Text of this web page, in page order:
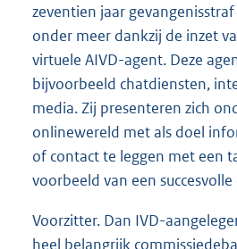
zeventien jaar
onder meer dankzij de inzet
virtuele AIVD-agent. Deze
bijvoorbeeld chatdiensten,
media. Zij presenteren zich
onlinewereld met als doel
of contact te leggen met een
voorbeeld van een
Voorzitter. Dan IVD-
heel belangrijk